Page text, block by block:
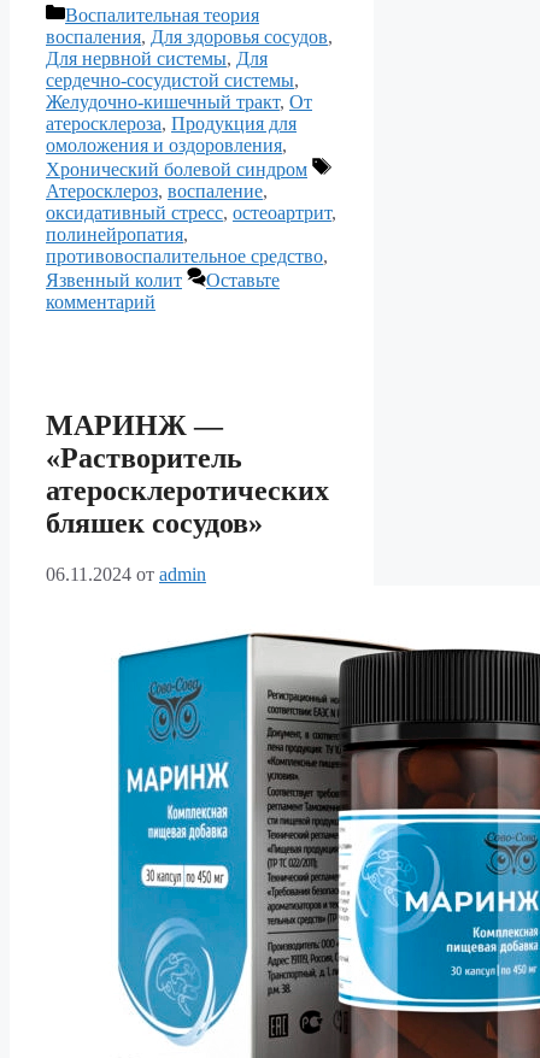
Рубрики
Воспалительная теория
воспаления, Для здоровья сосудов,
Для нервной системы, Для
сердечно-сосудистой системы,
Желудочно-кишечный тракт, От
атеросклероза, Продукция для
омоложения и оздоровления,
Хронический болевой синдром
Метки
Атеросклероз, воспаление,
оксидативный стресс, остеоартрит,
полинейропатия,
противовоспалительное средство,
Язвенный колит
Оставьте
комментарий
МАРИНЖ —
«Растворитель
атеросклеротических
бляшек сосудов»
06.11.2024 от admin